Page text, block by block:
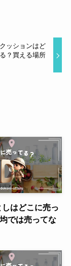
ッションはど
？買える場所
はどこに売っ
では売ってな